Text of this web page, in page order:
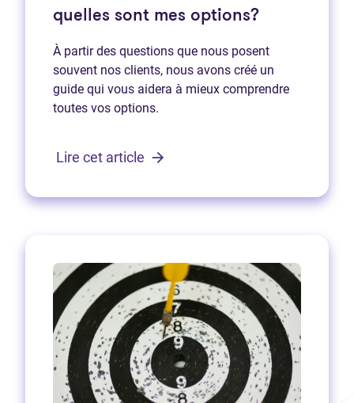
quelles sont mes options?
À partir des questions que nous posent
souvent nos clients, nous avons créé un
guide qui vous aidera à mieux comprendre
toutes vos options.
Lire cet article